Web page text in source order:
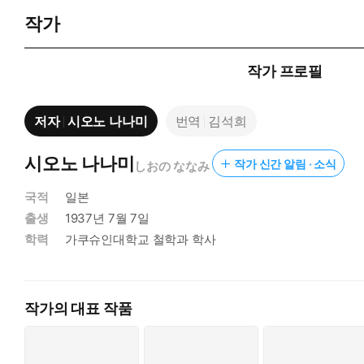
<로마인 이야기>는 지력, 체력, 경제력, 기술력 모든 면에서 주
엇인가를 추적해가는 흥미진진한 로마 통사다.
기원전 753년 전설의 로물루스가 로마를 건국한 때부터 서기
지의 '쇠퇴에서 멸망' 세 단계로 나누고, 역사의 흥망성쇠 속에
서술관점과 집필에 있어 현실감각과 균형감각을 잃지 않으며
사료에 바탕을 두었으되 역사적 기술로부터 벗어나 있고, 사
작가
작가 프로필
저자 시오노 나나미 번역 김석희
시오노 나나미 しおの ななみ 작가 신간 알림 · 소식
국적
일본
출생
1937년 7월 7일
학력
가쿠슈인대학교 철학과 학사
작가의 대표 작품